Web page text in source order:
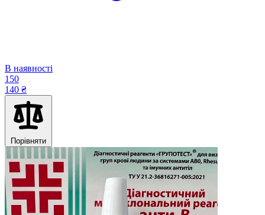
В наявності
150
140 ₴
Порівняти